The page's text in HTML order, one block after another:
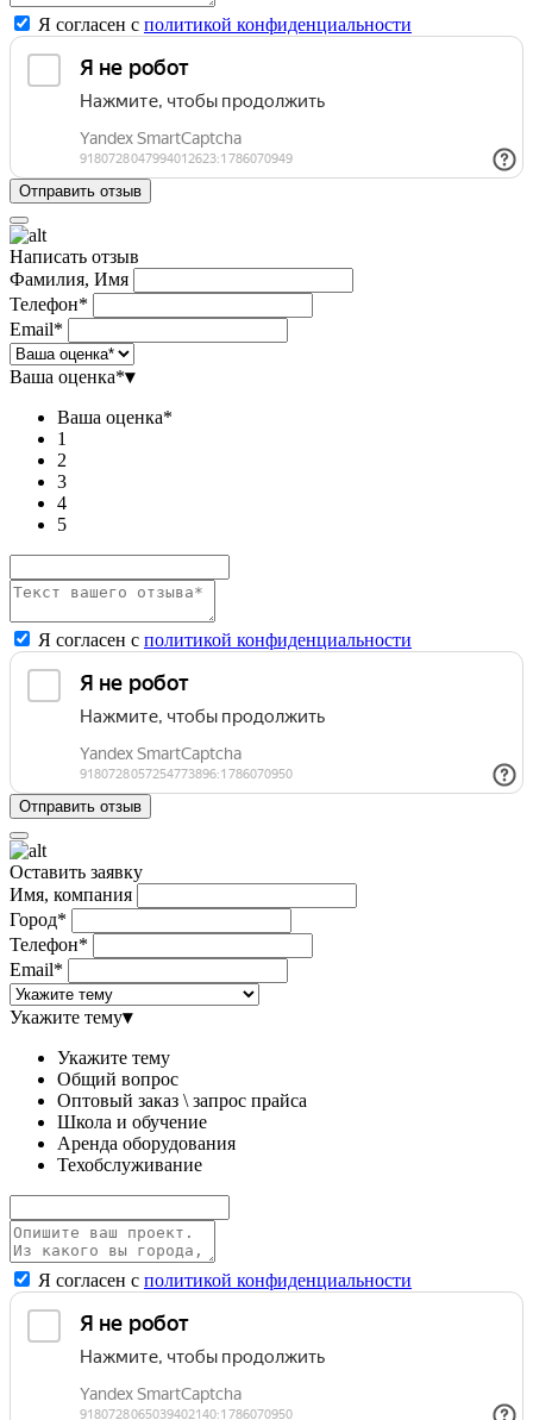
Я согласен с политикой конфиденциальности
Написать отзыв
Фамилия, Имя
Телефон*
Email*
Ваша оценка*▾
Ваша оценка*
1
2
3
4
5
Я согласен с политикой конфиденциальности
Оставить заявку
Имя, компания
Город*
Телефон*
Email*
Укажите тему▾
Укажите тему
Общий вопрос
Оптовый заказ \ запрос прайса
Школа и обучение
Аренда оборудования
Техобслуживание
Я согласен с политикой конфиденциальности